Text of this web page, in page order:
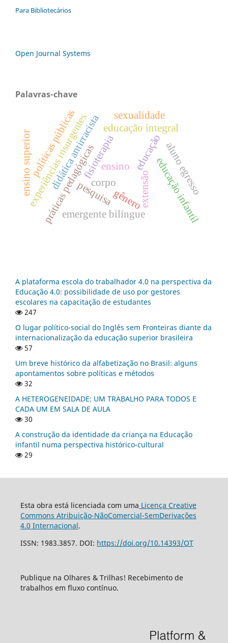
Para Bibliotecários
Open Journal Systems
Palavras-chave
educação
corpo
ensino
pesquisa extensão
práticas pedagógicas
didática antirracista
experiências insurgentes educação infantil
educação integral
políticas públicas
ensino superior aluno egresso
fisioterapia
emergente bilíngue
gênero
sexualidade
A plataforma escola do trabalhador 4.0 na perspectiva da
Educação 4.0: possibilidade de uso por gestores
escolares na capacitação de estudantes
247
O lugar político-social do Inglês sem Fronteiras diante da
internacionalização da educação superior brasileira
57
Um breve histórico da alfabetização no Brasil: alguns
apontamentos sobre políticas e métodos
32
A HETEROGENEIDADE: UM TRABALHO PARA TODOS E
CADA UM EM SALA DE AULA
30
A construção da identidade da criança na Educação
infantil numa perspectiva histórico-cultural
29
Esta obra está licenciada com uma Licença Creative
Commons Atribuição-NãoComercial-SemDerivações
4.0 Internacional.
ISSN: 1983.3857. DOI: https://doi.org/10.14393/OT
Publique na Olhares & Trilhas! Recebimento de
trabalhos em fluxo contínuo.